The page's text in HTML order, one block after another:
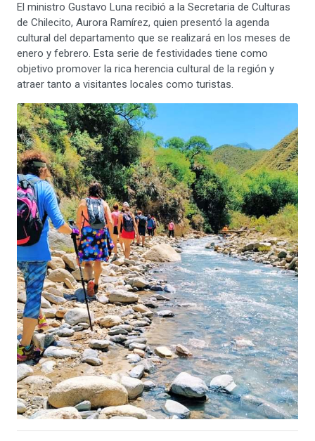
El ministro Gustavo Luna recibió a la Secretaria de Culturas
de Chilecito, Aurora Ramírez, quien presentó la agenda
cultural del departamento que se realizará en los meses de
enero y febrero. Esta serie de festividades tiene como
objetivo promover la rica herencia cultural de la región y
atraer tanto a visitantes locales como turistas.